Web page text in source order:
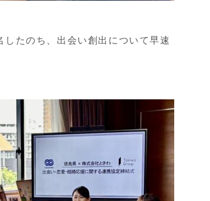
たのち、出会い創出について早速